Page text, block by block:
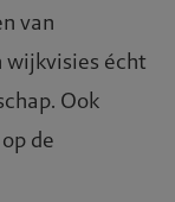
van
wijkvisies écht
Ook
de